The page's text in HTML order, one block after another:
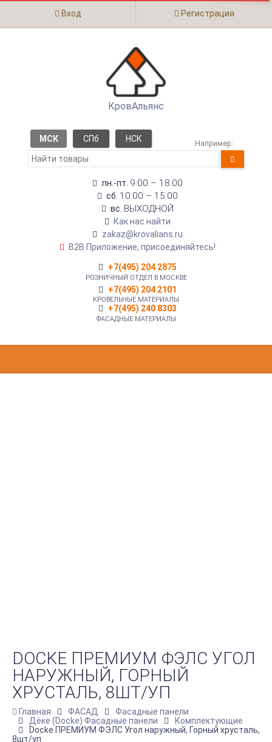
Вход Регистрация
КровАльянс
МСК СПб НСК Например:
пн.-пт. 9:00 – 18:00
сб. 10:00 – 15:00
вс. ВЫХОДНОЙ
Как нас найти
zakaz@krovalians.ru
B2B Приложение, присоединяйтесь!
+7(495) 204 2875
РОЗНИЧНЫЙ ОТДЕЛ В МОСКВЕ
+7(495) 204 2101
КРОВЕЛЬНЫЕ МАТЕРИАЛЫ
+7(495) 240 8303
ФАСАДНЫЕ МАТЕРИАЛЫ
DOCKE ПРЕМИУМ ФЭЛС УГОЛ
НАРУЖНЫЙ, ГОРНЫЙ
ХРУСТАЛЬ, 8ШТ/УП
Главная ФАСАД
Фасадные панели
Дёке (Docke) Фасадные панели
Комплектующие
Docke ПРЕМИУМ ФЭЛС Угол наружный, Горный хрусталь,
8шт/уп